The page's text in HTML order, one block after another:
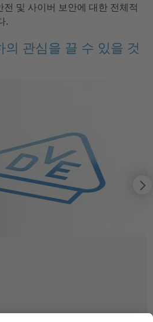
전 및 사이버 보안에 대한 전체적
.
의 관심을 끌 수 있을 것